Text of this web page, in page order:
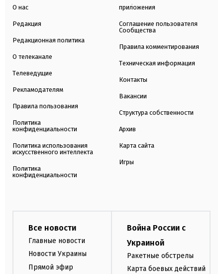
О нас
Редакция
Редакционная политика
О телеканале
Телеведущие
Рекламодателям
Правила пользования
Политика
конфиденциальности
Политика использования
искусственного интеллекта
Политика
конфиденциальности
приложения
Соглашение пользователя
Сообщества
Правила комментирования
Техническая информация
Контакты
Вакансии
Структура собственности
Архив
Карта сайта
Игры
Все новости
Главные новости
Новости Украины
Прямой эфир
Война России с
Украиной
Ракетные обстрелы
Карта боевых действий